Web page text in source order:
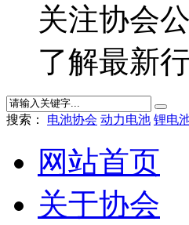
关注协会
了解最新
搜索： 电池协会 动力电池 锂电
网站首页
关于协会